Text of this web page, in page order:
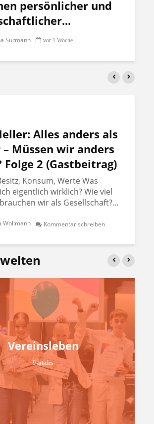
persönlicher und
Surmann vor 1 Woche
Alles anders als
Müssen wir anders
Folge 2 (Gastbeitrag)
Konsum, Werte Was
eigentlich wirklich? Wie viel
wir als Gesellschaft?...
Wollmann Kommentar schreiben
Vereinsleben
9 articles